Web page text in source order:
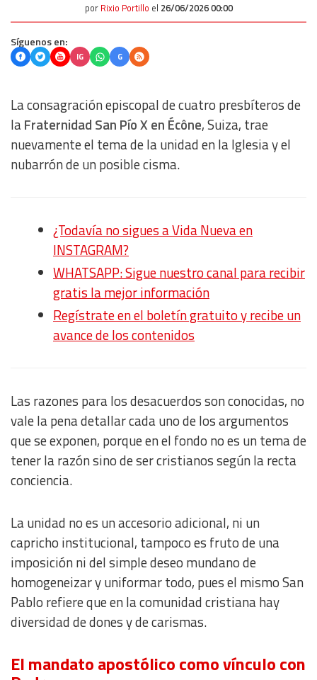
por Rixio Portillo el 26/06/2026 00:00
Síguenos en:
IG G
La consagración episcopal de cuatro presbíteros de
laFraternidad San Pío X en Écône, Suiza, trae
nuevamente el tema de la unidad en la Iglesia y el
nubarrón de un posible cisma.
¿Todavía no sigues a Vida Nueva en
INSTAGRAM?
WHATSAPP: Sigue nuestro canal para recibir
gratis la mejor información
Regístrate en el boletín gratuito y recibe un
avance de los contenidos
Las razones para los desacuerdos son conocidas, no
vale la pena detallar cada uno de los argumentos
que se exponen, porque en el fondo no es un tema de
tener la razón sino de ser cristianos según la recta
conciencia.
La unidad no es un accesorio adicional, ni un
capricho institucional, tampoco es fruto de una
imposición ni del simple deseo mundano de
homogeneizar y uniformar todo, pues el mismo San
Pablo refiere que en la comunidad cristiana hay
diversidad de dones y de carismas.
El mandato apostólico como vínculo con